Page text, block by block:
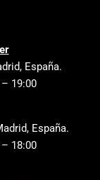
España.
19:00
España.
18:00